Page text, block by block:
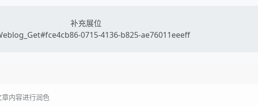
补充展位
0715-4136-b825-ae76011eeeff
内容进行润色